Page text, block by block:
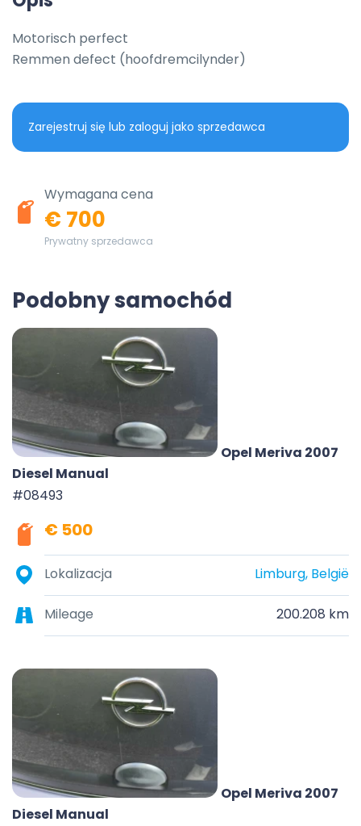
Motorisch perfect
Remmen defect (hoofdremcilynder)
Zarejestruj się lub zaloguj jako sprzedawca
Wymagana cena
€ 700
Prywatny sprzedawca
Podobny samochód
Opel Meriva 2007
Diesel Manual
#08493
€ 500
Lokalizacja Limburg, België
Mileage 200.208 km
Opel Meriva 2007
Diesel Manual